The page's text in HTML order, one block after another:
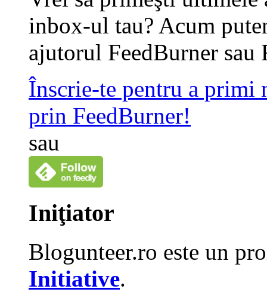
inbox-ul tau? Acum
ajutorul FeedBurner sau
Înscrie-te pentru a primi
prin FeedBurner!
sau
Iniţiator
Blogunteer.ro este un
Initiative.